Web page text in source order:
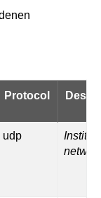
Protocol
udp